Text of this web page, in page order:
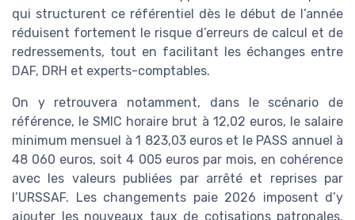
qui structurent ce référentiel dès le début de l’année
réduisent fortement le risque d’erreurs de calcul et de
redressements, tout en facilitant les échanges entre
DAF, DRH et experts-comptables.
On y retrouvera notamment, dans le scénario de
référence, le SMIC horaire brut à 12,02 euros, le salaire
minimum mensuel à 1 823,03 euros et le PASS annuel à
48 060 euros, soit 4 005 euros par mois, en cohérence
avec les valeurs publiées par arrêté et reprises par
l’URSSAF. Les changements paie 2026 imposent d’y
ajouter les nouveaux taux de cotisations patronales,